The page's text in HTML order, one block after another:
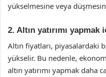
yükselmesine veya
2. Altın yatırımı
Altın fiyatları, piyasalardaki
yükselir. Bu nedenle,
altın yatırımı yapmak daha